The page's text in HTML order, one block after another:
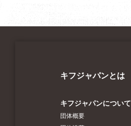
キフジャパンとは
キフジャパンについて
団体概要